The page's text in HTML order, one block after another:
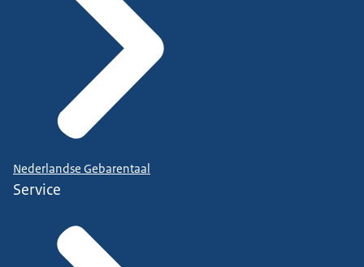
Nederlandse Gebarentaal
Service